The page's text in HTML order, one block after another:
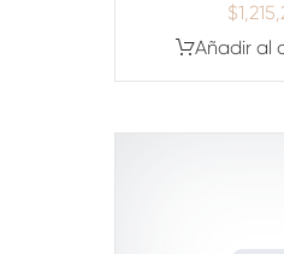
$
Añadir al